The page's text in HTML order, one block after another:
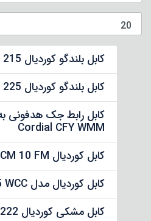
کابل بلندگو کوردیال Cordial CLS 215
کابل بلندگو کوردیال Cordial CLS 225
کابل رابط جک هدفونی
Cordial CFY WMM
کابل کوردیال Cordial CCM 10 FM
کابل کوردیال مدل Cordial CFY 1.5 WCC
کابل مشکی کوردیال Cordial CMK 222